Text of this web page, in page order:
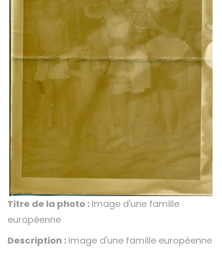
Titre de la photo : Image d'une famille
européenne
Description : Image d'une famille européenne